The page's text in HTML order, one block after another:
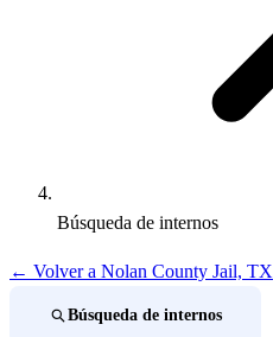
Búsqueda de internos
← Volver a Nolan County Jail, TX
Búsqueda de internos